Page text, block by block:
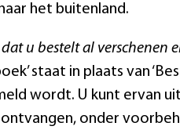
het buitenland.
u bestelt al verschenen
staat in plaats van
wordt. U kunt ervan
onder